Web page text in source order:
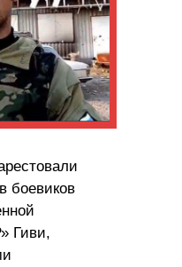
боевиков
Гиви,